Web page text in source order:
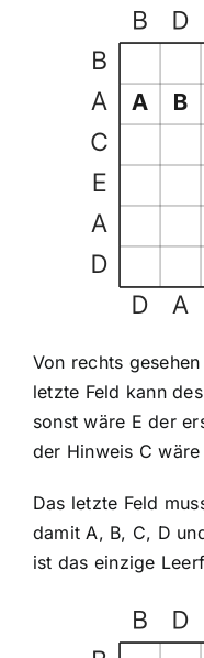
Von rechts
letzte Feld kann
sonst wäre E der
der Hinweis C
Das letzte Feld
damit A, B, C, D
ist das einzige